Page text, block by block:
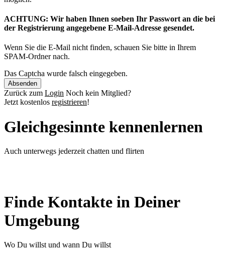
ACHTUNG: Wir haben Ihnen soeben Ihr Passwort an die bei
der Registrierung angegebene E-Mail-Adresse gesendet.
Wenn Sie die E-Mail nicht finden, schauen Sie bitte in Ihrem
SPAM-Ordner nach.
Das Captcha wurde falsch eingegeben.
Absenden
Zurück zum Login Noch kein Mitglied?
Jetzt kostenlos registrieren!
Gleichgesinnte kennenlernen
Auch unterwegs jederzeit chatten und flirten
Finde Kontakte in Deiner
Umgebung
Wo Du willst und wann Du willst